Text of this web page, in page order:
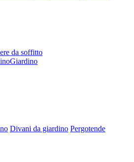
da soffitto
Giardino
Divani da giardino Pergotende